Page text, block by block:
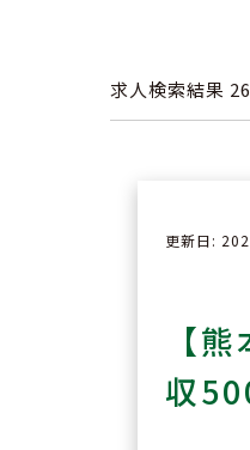
求人検索結果
更新日:
【
収